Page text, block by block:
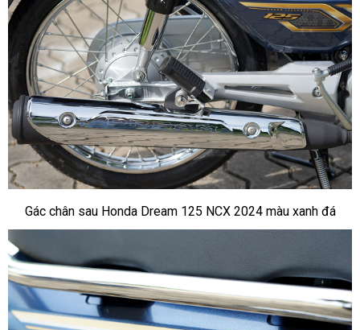
Gác chân sau Honda Dream 125 NCX 2024 màu xanh đá